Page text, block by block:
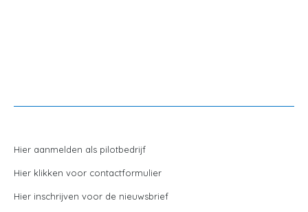
Hier aanmelden als pilotbedrijf
Hier klikken voor contactformulier
Hier inschrijven voor de nieuwsbrief